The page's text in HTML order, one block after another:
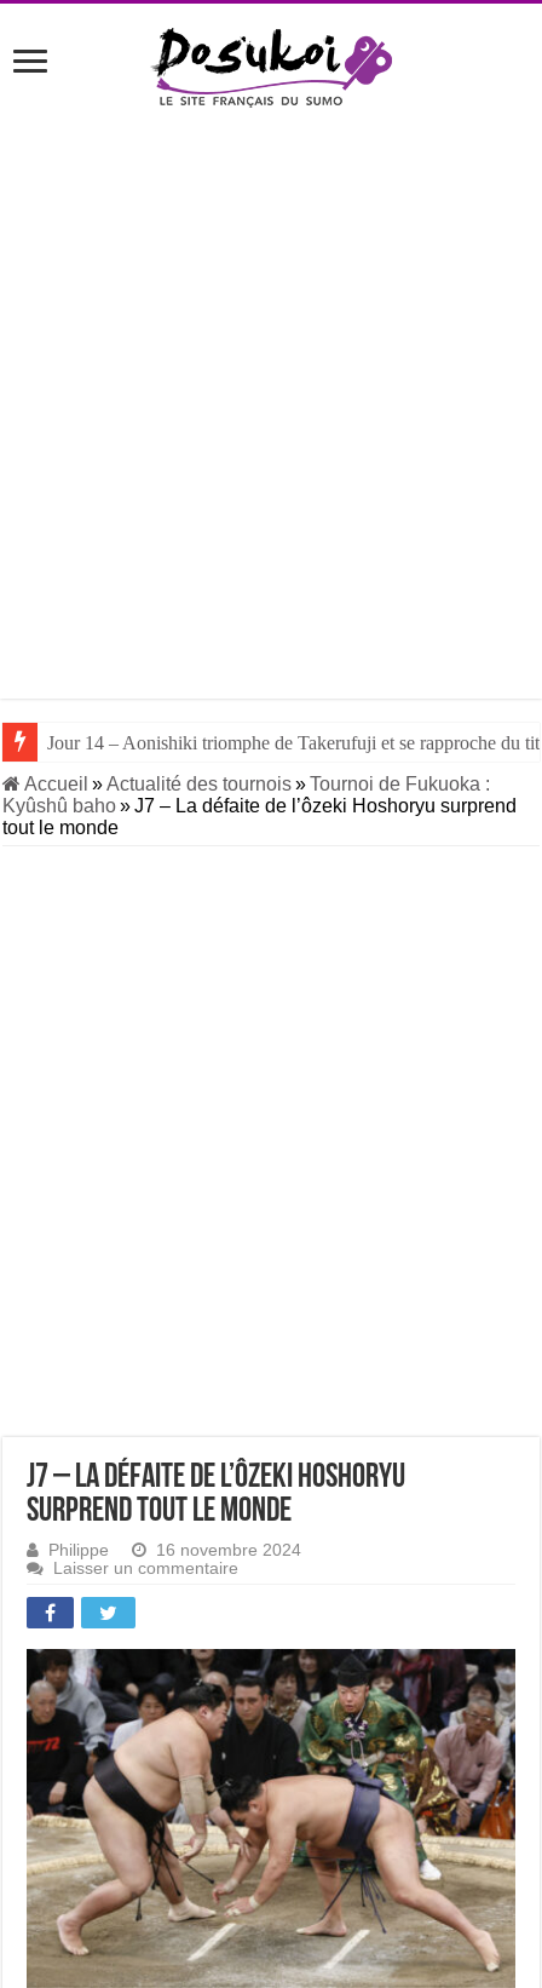
Jour 14 – Aonishiki triomphe de Takerufuji et se rapproche du
Accueil »Actualité des tournois»Tournoi de Fukuoka :
Kyûshû baho»J7 – La défaite de l’ôzeki Hoshoryu surprend
tout le monde
J7 – La défaite de l’ôzeki Hoshoryu
surprend tout le monde
Philippe
16 novembre 2024
Laisser un commentaire